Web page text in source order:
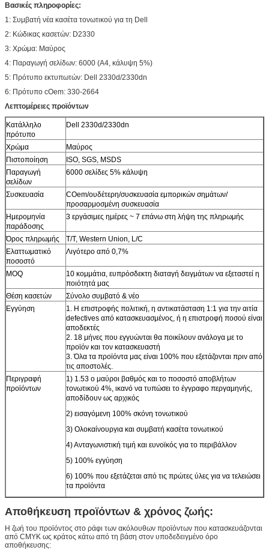
Βασικές πληροφορίες:
1: Συμβατή νέα κασέτα τονωτικού για τη Dell
2: Κώδικας κασετών: D2330
3: Χρώμα: Μαύρος
4: Παραγωγή σελίδων: 6000 (A4, κάλυψη 5%)
5: Πρότυπο εκτυπωτών: Dell 2330d/2330dn
6: Πρότυπο cOem: 330-2664
Λεπτομέρειες προϊόντων
Κατάλληλο
πρότυπο
Dell 2330d/2330dn
Χρώμα
Μαύρος
Πιστοποίηση
ISO, SGS, MSDS
Παραγωγή
σελίδων
6000 σελίδες 5% κάλυψη
Συσκευασία
COem/ουδέτερη/συσκευασία εμπορικών σημάτων/
προσαρμοσμένη συσκευασία
Ημερομηνία
παράδοσης
3 εργάσιμες ημέρες ~ 7 επάνω στη λήψη της πληρωμής
Όρος πληρωμής
T/T, Western Union, L/C
Ελαττωματικό
ποσοστό
Λιγότερο από 0,7%
MOQ
10 κομμάτια, ευπρόσδεκτη διαταγή δειγμάτων να εξεταστεί η
ποιότητά μας
Θέση κασετών
Σύνολο συμβατό & νέο
Εγγύηση
1. Η επιστροφής πολιτική, η αντικατάσταση 1:1 για την αιτία
defectives από κατασκευασμένος, ή η επιστροφή ποσού είναι
αποδεκτές
2. 18 μήνες που εγγυώνται θα ποικίλουν ανάλογα με το
προϊόν και τον κατασκευαστή
3. Όλα τα προϊόντα μας είναι 100% που εξετάζονται πριν από
τις αποστολές.
Περιγραφή
προϊόντων
1) 1.53 ο μαύροι βαθμός και το ποσοστό αποβλήτων
τονωτικού 4%, ικανό να τυπώσει το έγγραφο περγαμηνής,
αποδίδουν ως αρχικός
2) εισαγόμενη 100% σκόνη τονωτικού
3) Ολοκαίνουργια και συμβατή κασέτα τονωτικού
4) Ανταγωνιστική τιμή και ευνοϊκός για το περιβάλλον
5) 100% εγγύηση
6) 100% που εξετάζεται από τις πρώτες ύλες για να τελειώσει
τα προϊόντα
Αποθήκευση προϊόντων & χρόνος ζωής:
Η ζωή του προϊόντος στο ράφι των ακόλουθων προϊόντων που κατασκευάζονται
από CMYK ως κράτος κάτω από τη βάση στον υποδεδειγμένο όρο
αποθήκευσης: